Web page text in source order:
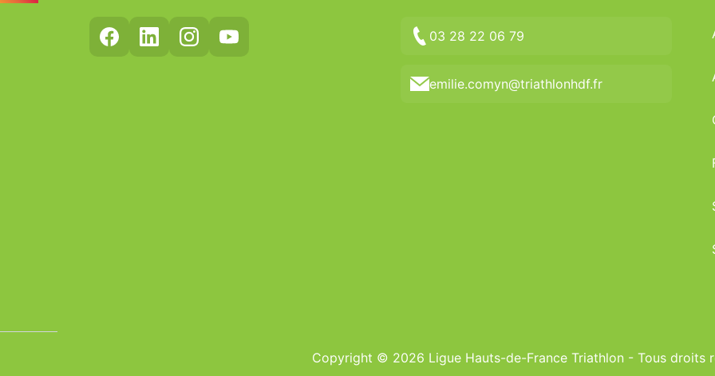
03 28 22 06 79
emilie.comyn@triathlonhdf.fr
Copyright © 2026 Ligue Hauts-de-France Triathlon - Tous droits